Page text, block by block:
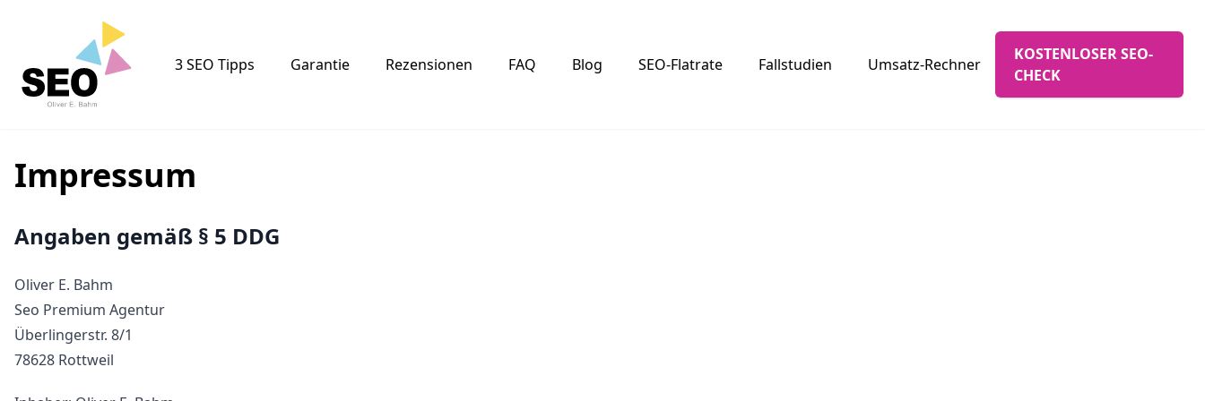
3 SEO Tipps
Garantie Rezensionen FAQ Blog SEO-Flatrate Fallstudien Umsatz-Rechner
KOSTENLOSER SEO-
CHECK
Impressum
Angaben gemäß § 5 DDG
Oliver E. Bahm
Seo Premium Agentur
Überlingerstr. 8/1
78628 Rottweil